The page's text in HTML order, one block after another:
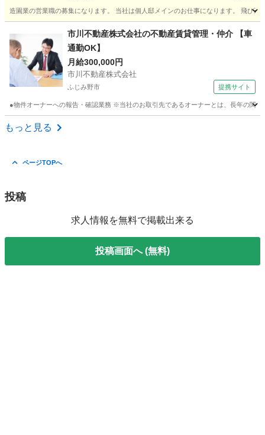
造園業の営業職の募集になります。 当社は個人邸メインのお仕事になります。 飛び
東浦和駅 営業 庭師
市川不動産株式会社の不動産賃貸管理・仲介 【車
通勤OK】
月給300,000円
市川不動産株式会社
ふじみ野市 提携サイト
●物件オーナーへの報告・確認業務 ※当社のお取引先であるオーナーとは、長年の関
埼玉 ふじみ野市
もっと見る
ページTOPへ
投稿
求人情報を無料で掲載出来る
投稿画面へ (無料)